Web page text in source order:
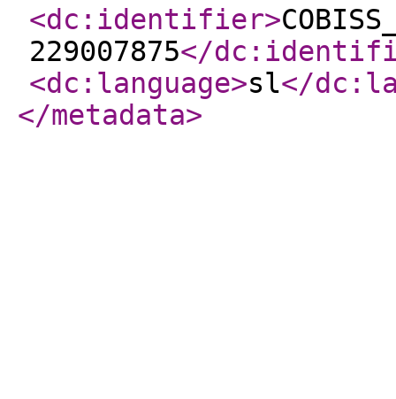
<dc:identifier>
229007875</
<dc:language>sl</
</metadata>